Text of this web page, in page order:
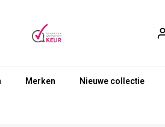
Merken Nieuwe collectie